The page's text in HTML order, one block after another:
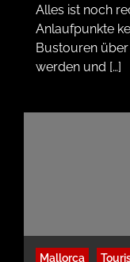
Alles ist noch
Anlaufpunkte
Bustouren
werden und […]
Mallorca